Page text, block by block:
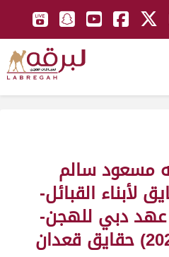
مسعود سالم
لأبناء القبائل-
دبي للهجن-
صباح الأحد 9- 1- 2022) حقايق قعدان